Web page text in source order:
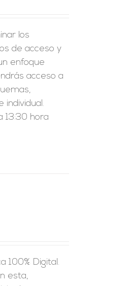
los
de acceso y
enfoque
acceso a
individual.
13:30 hora
100% Digital.
esta,